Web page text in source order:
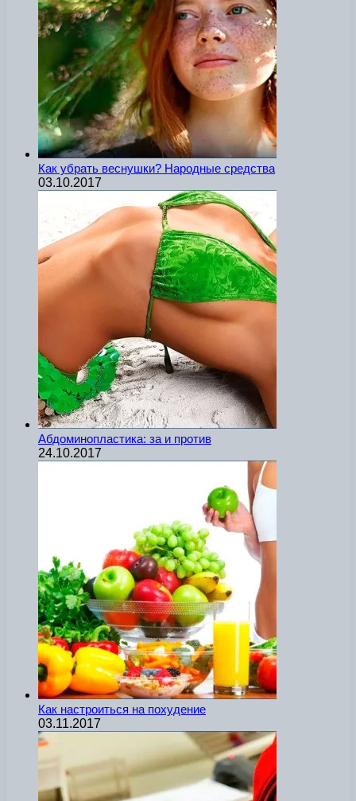
Как убрать веснушки? Народные средства
03.10.2017
Абдоминопластика: за и против
24.10.2017
Как настроиться на похудение
03.11.2017